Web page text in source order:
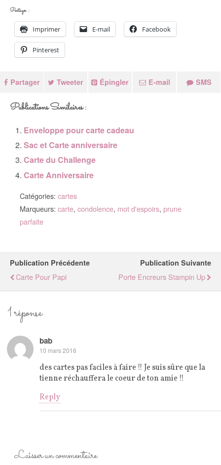
Partager :
Imprimer E-mail Facebook
Pinterest
Partager Tweeter Épingler E-mail SMS
Publications Similaires :
Enveloppe pour carte cadeau
Sac et Carte anniversaire
Carte du Challenge
Carte Anniversaire
Catégories: cartes
Marqueurs: carte, condolence, mot d'espoirs, prune
parfaite
Publication Précédente
Carte Pour Papi
Publication Suivante
Porte Encreurs Stampin Up
1 réponse
bab
10 mars 2016
des cartes pas faciles à faire !! Je suis sûre que la
tienne réchauffera le coeur de ton amie !!
Reply
Laisser un commentaire